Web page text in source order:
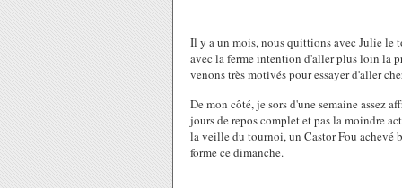
Il y a un mois, nous quittions avec Julie le
avec la ferme intention d'aller plus loin la
venons très motivés pour essayer d'aller
De mon côté, je sors d'une semaine assez
jours de repos complet et pas la moindre
la veille du tournoi, un Castor Fou achevé
forme ce dimanche.